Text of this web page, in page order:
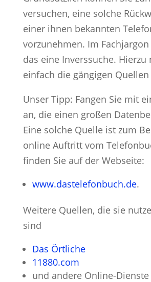
versuchen, eine solche
einer ihnen bekannten
vorzunehmen. Im
das eine Inverssuche. Hierzu
einfach die gängigen
Unser Tipp: Fangen Sie mit
an, die einen großen
Eine solche Quelle ist zum
online Auftritt vom
finden Sie auf der Webseite:
www.dastelefonbuch.de.
Weitere Quellen, die sie
sind
Das Örtliche
11880.com
und andere Online-Dienste